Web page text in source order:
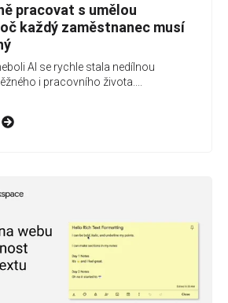
pracovat s umělou
každý zaměstnanec musí
AI se rychle stala nedílnou
i pracovního života....